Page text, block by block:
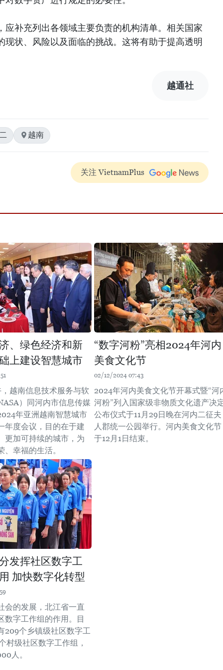
应补充列出各领域主要负责的机构清单。相关国家
现状、风险以及面临的挑战。这将有助于提高透明
越通社
越南
关注 VietnamPlus
、绿色经济和新
上建设智慧城市
越南信息技术服务与软
）同河内市信息传媒
年亚洲越南智慧城市
年度会议，目的在于建
更加可持续的城市，为
、幸福的生活。
“数字河粉”亮相2024年河内
美食文化节
02/12/2024 07:43
2024年河内美食文化节开幕式暨“河
河粉”列入国家级非物质文化遗产决
公布仪式于11月29日晚在河内二征夫
人郡统一公园举行。河内美食文化节
于12月1日结束。
发挥社区数字工
加快数字化转型
会的发展，北江省一直
数字工作组的作用。目
209个乡镇级社区数字工
村级社区数字工作组，
人。